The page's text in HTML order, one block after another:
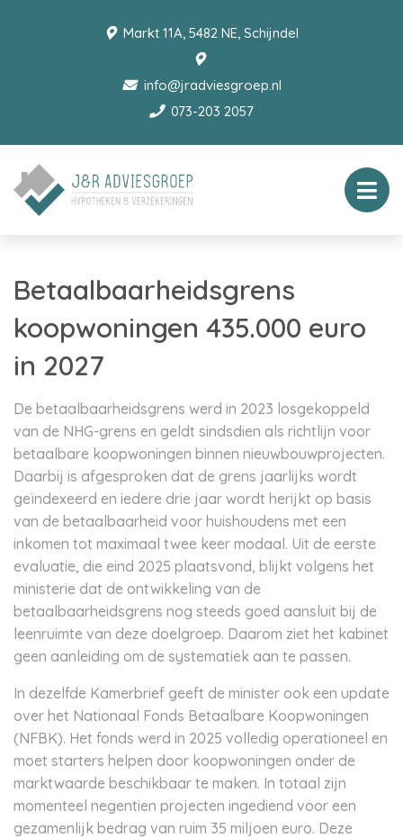
Markt 11A, 5482 NE, Schijndel
info@jradviesgroep.nl
073-203 2057
Betaalbaarheidsgrens
koopwoningen 435.000 euro
in 2027
De betaalbaarheidsgrens werd in 2023 losgekoppeld
van de NHG-grens en geldt sindsdien als richtlijn voor
betaalbare koopwoningen binnen nieuwbouwprojecten.
Daarbij is afgesproken dat de grens jaarlijks wordt
geïndexeerd en iedere drie jaar wordt herijkt op basis
van de betaalbaarheid voor huishoudens met een
inkomen tot maximaal twee keer modaal. Uit de eerste
evaluatie, die eind 2025 plaatsvond, blijkt volgens het
ministerie dat de ontwikkeling van de
betaalbaarheidsgrens nog steeds goed aansluit bij de
leenruimte van deze doelgroep. Daarom ziet het kabinet
geen aanleiding om de systematiek aan te passen.
In dezelfde Kamerbrief geeft de minister ook een update
over het Nationaal Fonds Betaalbare Koopwoningen
(NFBK). Het fonds werd in 2025 volledig operationeel en
moet starters helpen door koopwoningen onder de
marktwaarde beschikbaar te maken. In totaal zijn
momenteel negentien projecten ingediend voor een
gezamenlijk bedrag van ruim 35 miljoen euro. Deze